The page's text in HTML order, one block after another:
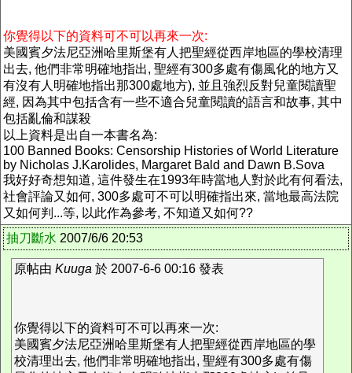
你覺得以下的資料可不可以再來一次:
美國賓夕法尼亞洲哈里斯堡有人把聖經從西岸地區的學校清理
出去, 他們非常明確地指出, 聖經有300多處有傷風化的地方又
有沒有人明確地指出那300處地方), 並且強烈反對兒童閱讀聖
經, 因為其中包括含有一些不適合兒童閱讀的語言和故事, 其中
包括亂倫和謀殺
以上資料是出自一本書名為:
100 Banned Books: Censorship Histories of World Literature
by Nicholas J.Karolides, Margaret Bald and Dawn B.Sova
我好好奇想知道, 這件發生在1993年時當地人對於此有何看法,
社會評論又如何, 300多處可不可以明確指出來, 當地最高法院
又如何判...等, 以此作為參考, 不知道又如何??
抽刀斷水 2007/6/6 20:53
原帖由 Kuuga 於 2007-6-6 00:16 發表
你覺得以下的資料可不可以再來一次:
美國賓夕法尼亞洲哈里斯堡有人把聖經從西岸地區的學
校清理出去, 他們非常明確地指出, 聖經有300多處有傷